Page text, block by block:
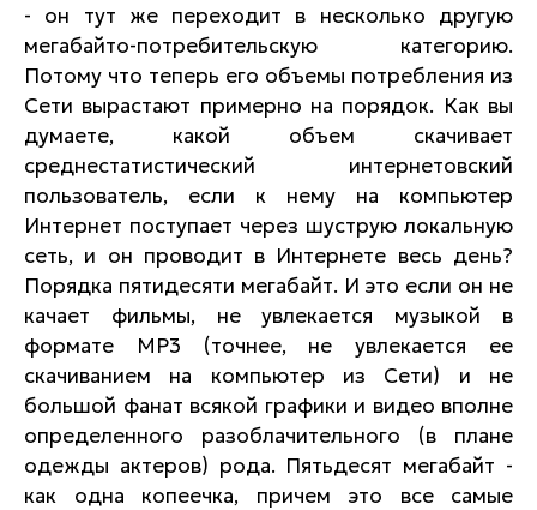
- он тут же переходит в несколько другую
мегабайто-потребительскую категорию.
Потому что теперь его объемы потребления из
Сети вырастают примерно на порядок. Как вы
думаете, какой объем скачивает
среднестатистический интернетовский
пользователь, если к нему на компьютер
Интернет поступает через шуструю локальную
сеть, и он проводит в Интернете весь день?
Порядка пятидесяти мегабайт. И это если он не
качает фильмы, не увлекается музыкой в
формате MP3 (точнее, не увлекается ее
скачиванием на компьютер из Сети) и не
большой фанат всякой графики и видео вполне
определенного разоблачительного (в плане
одежды актеров) рода. Пятьдесят мегабайт -
как одна копеечка, причем это все самые